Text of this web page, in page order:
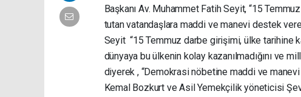
Başkanı Av. Muhammet Fatih Seyit, “15
tutan vatandaşlara maddi ve manevi destek
Seyit “15 Temmuz darbe girişimi, ülke tarihine
dünyaya bu ülkenin kolay kazanılmadığını ve
diyerek , “Demokrasi nöbetine maddi ve
Kemal Bozkurt ve Asil Yemekçilik yöneticisi